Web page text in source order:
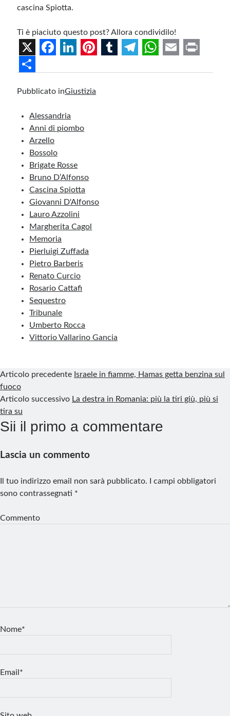
cascina Spiotta.
Ti è piaciuto questo post? Allora condividilo!
X
c
e
b
o
o
k
n
k
e
I
n
n
e
s
t
h
a
r
e
Pubblicato inGiustizia
Alessandria
Anni di piombo
Arzello
Bossolo
Brigate Rosse
Bruno D’Alfonso
Cascina Spiotta
Giovanni D'Alfonso
Lauro Azzolini
Margherita Cagol
Memoria
Pierluigi Zuffada
Pietro Barberis
Renato Curcio
Rosario Cattafi
Sequestro
Tribunale
Umberto Rocca
Vittorio Vallarino Gancia
Articolo precedente Israele in fiamme, Hamas getta benzina sul
fuoco
Articolo successivo La destra in Romania: più la tiri giù, più si
tira su
Sii il primo a commentare
Lascia un commento
Il tuo indirizzo email non sarà pubblicato.
I campi obbligatori
sono contrassegnati *
Commento
Nome*
Email*